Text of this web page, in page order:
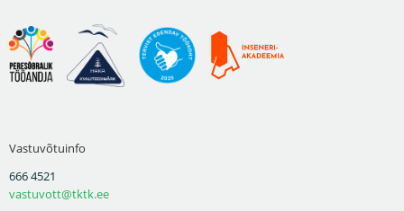
Vastuvõtuinfo
666 4521
vastuvott@tktk.ee